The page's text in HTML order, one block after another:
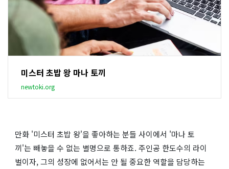
미스터 초밥 왕 마나 토끼
newtoki.org
만화 '미스터 초밥 왕'을 좋아하는 분들 사이에서 '마나 토
끼'는 빼놓을 수 없는 별명으로 통하죠. 주인공 한도수의 라이
벌이자, 그의 성장에 없어서는 안 될 중요한 역할을 담당하는